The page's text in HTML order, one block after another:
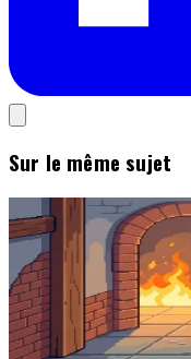
Sur le même sujet